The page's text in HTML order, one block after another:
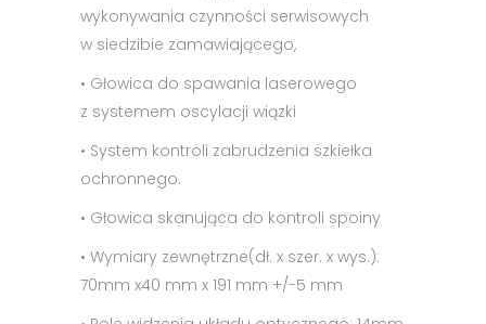
wykonywania czynności serwisowych
w siedzibie zamawiającego,
• Głowica do spawania laserowego
z systemem oscylacji wiązki
• System kontroli zabrudzenia szkiełka
ochronnego.
• Głowica skanująca do kontroli spoiny
• Wymiary zewnętrzne(dł. x szer. x wys.):
70mm x40 mm x 191 mm +/-5 mm